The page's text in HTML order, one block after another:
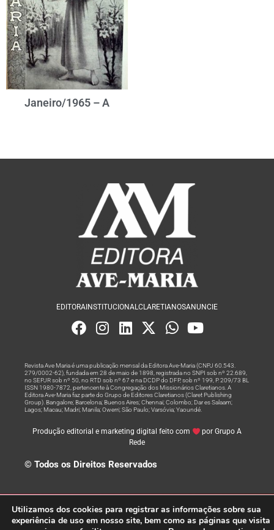
Janeiro/1965 – A
EDITORA INSTITUCIONALCLARETIANOSANUNCIE
Revista Ave Maria é uma publicação mensal da Editora Ave-Maria (CNPJ 60.543.
279/0002-62), fundada em 28 de maio de 1898, registrada no SNPI sob nº 22.689,
no SEPJR sob nº 50, no RTD sob nº 67 e na DCDP do DFP, sob nº 199, P. 209/73 BL
ISSN 1980-7872, pertencente à Congregação dos Missionários Claretianos. A
Editora Ave-Maria faz parte do Grupo de Editores Claretianos (Claret Publishing
Group). Bangalore; Barcelona; Buenos Aires; Chennai; Colombo; Dar es Salaam;
Lagos; Macau; Madri; Manila; Owerri; São Paulo; Varsóvia; Yaoundé.
Produção editorial e marketing digital feito com
por Grupo A
Rede
© Todos os Direitos Reservados
Utilizamos dos cookies para registrar as informações sobre sua
experiência de uso em nosso site, bem como as páginas que visita